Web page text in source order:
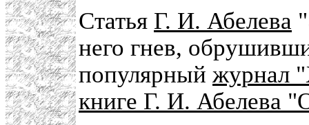
Статья Г. И. Абелева
него гнев,
популярный журнал
книге Г. И. Абелева